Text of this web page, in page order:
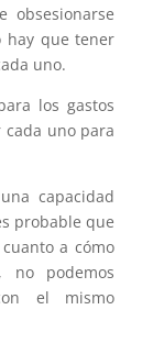
obsesionarse
hay que tener
uno.
los gastos
uno para
capacidad
probable que
a cómo
no podemos
el mismo